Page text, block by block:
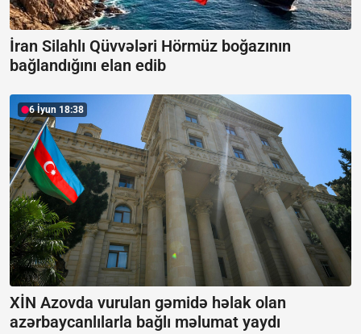
İran Silahlı Qüvvələri Hörmüz boğazının
bağlandığını elan edib
6 İyun 18:38
XİN Azovda vurulan gəmidə həlak olan
azərbaycanlılarla bağlı məlumat yaydı